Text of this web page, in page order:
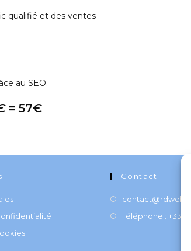
qualifié et des ventes
au SEO.
= 57€
Contact
Téléphone :